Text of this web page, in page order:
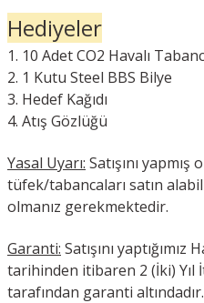
Hediyeler
10 Adet CO2 Havalı
1 Kutu Steel BBS Bilye
Hedef Kağıdı
Atış Gözlüğü
Yasal Uyarı: Satışını
tüfek/tabancaları satın
olmanız gerekmektedir.
Garanti: Satışını
tarihinden itibaren 2 (İki) Yıl
tarafından garanti altındadır.